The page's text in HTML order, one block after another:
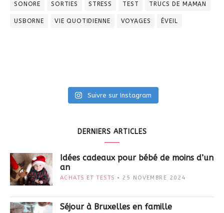
SONORE SORTIES STRESS TEST TRUCS DE MAMAN
USBORNE VIE QUOTIDIENNE VOYAGES ÉVEIL
Suivre sur Instagram
DERNIERS ARTICLES
Idées cadeaux pour bébé de moins d’un
an
ACHATS ET TESTS 25 NOVEMBRE 2024
Séjour à Bruxelles en famille